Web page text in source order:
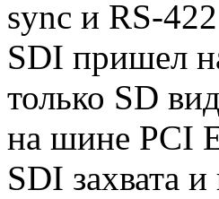
sync и RS-
SDI пришел
только SD
на шине PCI
SDI захвата